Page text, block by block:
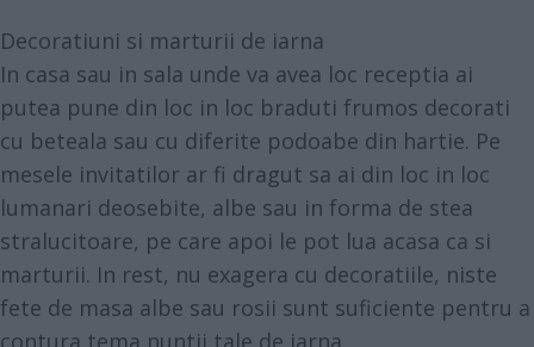
Decoratiuni si marturii de iarna
In casa sau in sala unde va avea loc receptia ai
putea pune din loc in loc braduti frumos decorati
cu beteala sau cu diferite podoabe din hartie. Pe
mesele invitatilor ar fi dragut sa ai din loc in loc
lumanari deosebite, albe sau in forma de stea
stralucitoare, pe care apoi le pot lua acasa ca si
marturii. In rest, nu exagera cu decoratiile, niste
fete de masa albe sau rosii sunt suficiente pentru a